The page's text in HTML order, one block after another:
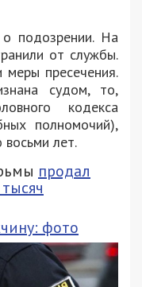
подозрении. На
от службы.
меры пресечения.
судом, то,
кодекса
полномочий),
лет.
продал
фото